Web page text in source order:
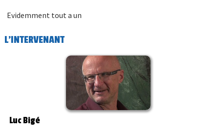
Evidemment tout a un
L'INTERVENANT
Luc Bigé